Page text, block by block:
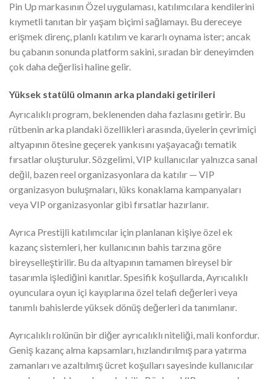
Pin Up markasının Özel uygulaması, katılımcılara kendilerini
kıymetli tanıtan bir yaşam biçimi sağlamayı. Bu dereceye
erişmek direnç, planlı katılım ve kararlı oynama ister; ancak
bu çabanın sonunda platform sakini, sıradan bir deneyimden
çok daha değerlisi haline gelir.
Yüksek statülü olmanın arka plandaki getirileri
Ayrıcalıklı program, beklenenden daha fazlasını getirir. Bu
rütbenin arka plandaki özellikleri arasında, üyelerin çevrimiçi
altyapının ötesine geçerek yankısını yaşayacağı tematik
fırsatlar oluşturulur. Sözgelimi, VIP kullanıcılar yalnızca sanal
değil, bazen reel organizasyonlara da katılır — VIP
organizasyon buluşmaları, lüks konaklama kampanyaları
veya VIP organizasyonlar gibi fırsatlar hazırlanır.
Ayrıca Prestijli katılımcılar için planlanan kişiye özel ek
kazanç sistemleri, her kullanıcının bahis tarzına göre
bireyselleştirilir. Bu da altyapının tamamen bireysel bir
tasarımla işlediğini kanıtlar. Spesifik koşullarda, Ayrıcalıklı
oyunculara oyun içi kayıplarına özel telafi değerleri veya
tanımlı bahislerde yüksek dönüş değerleri da tanımlanır.
Ayrıcalıklı rolünün bir diğer ayrıcalıklı niteliği, mali konfordur.
Geniş kazanç alma kapsamları, hızlandırılmış para yatırma
zamanları ve azaltılmış ücret koşulları sayesinde kullanıcılar